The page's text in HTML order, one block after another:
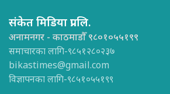
संकेत मिडिया प्रा.लि.
अनामनगर - काठमाडौँ ९८०१०५५१९९
समाचारका लागि-९८५१२८०२३७
bikastimes@gmail.com
विज्ञापनका लागि-९८५१०५५१९९